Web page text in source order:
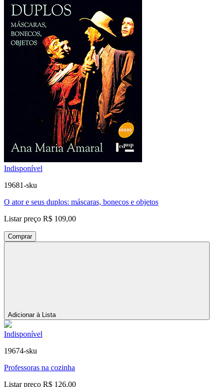
Indisponível
19681-sku
O ator e seus duplos: máscaras, bonecos e objetos
Listar preço R$ 109,00
Comprar
Adicionar à Lista
Indisponível
19674-sku
Professoras na cozinha
Listar preço R$ 126,00